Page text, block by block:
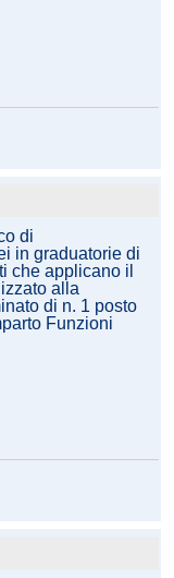
di
in graduatorie di
che applicano il
alla
di n. 1 posto
Funzioni